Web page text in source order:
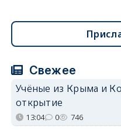
Свежее
Учёные из Крыма и
открытие
13:04 0 746